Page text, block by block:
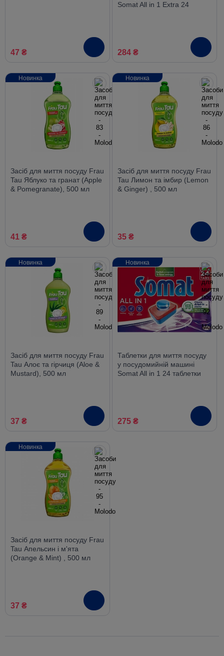
47 ₴
Somat All in 1 Extra 24
284 ₴
Засіб для миття посуду Frau
Tau Яблуко та гранат (Apple
& Pomegranate), 500 мл
41 ₴
Новинка
Засіб для миття посуду Frau
Tau Лимон та імбир (Lemon
& Ginger) , 500 мл
35 ₴
Новинка
Засіб для миття посуду Frau
Tau Алоє та гірчиця (Aloe &
Mustard), 500 мл
37 ₴
Новинка
Таблетки для миття посуду
у посудомийній машині
Somat All in 1 24 таблетки
275 ₴
Новинка
Засіб для миття посуду Frau
Tau Апельсин і м'ята
(Orange & Mint) , 500 мл
37 ₴
Новинка